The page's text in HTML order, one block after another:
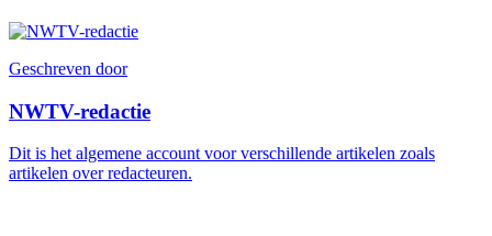
Geschreven door
NWTV-redactie
Dit is het algemene account voor verschillende artikelen zoals
artikelen over redacteuren.